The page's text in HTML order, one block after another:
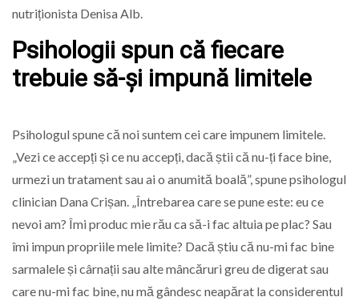
nutriționista Denisa Alb.
Psihologii spun că fiecare
trebuie să-și impună limitele
Psihologul spune că noi suntem cei care impunem limitele.
„Vezi ce accepți și ce nu accepți, dacă știi că nu-ți face bine,
urmezi un tratament sau ai o anumită boală”, spune psihologul
clinician Dana Crișan. „Întrebarea care se pune este: eu ce
nevoi am? Îmi produc mie rău ca să-i fac altuia pe plac? Sau
îmi impun propriile mele limite? Dacă știu că nu-mi fac bine
sarmalele și cârnații sau alte mâncăruri greu de digerat sau
care nu-mi fac bine, nu mă gândesc neapărat la considerentul